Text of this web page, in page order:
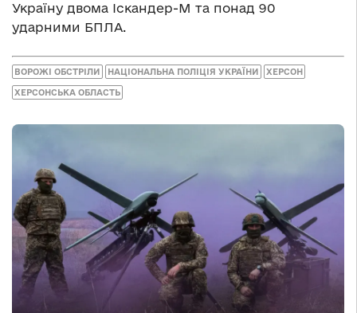
Україну двома Іскандер-М та понад 90
ударними БПЛА.
ВОРОЖІ ОБСТРІЛИ НАЦІОНАЛЬНА ПОЛІЦІЯ УКРАЇНИ ХЕРСОН
ХЕРСОНСЬКА ОБЛАСТЬ